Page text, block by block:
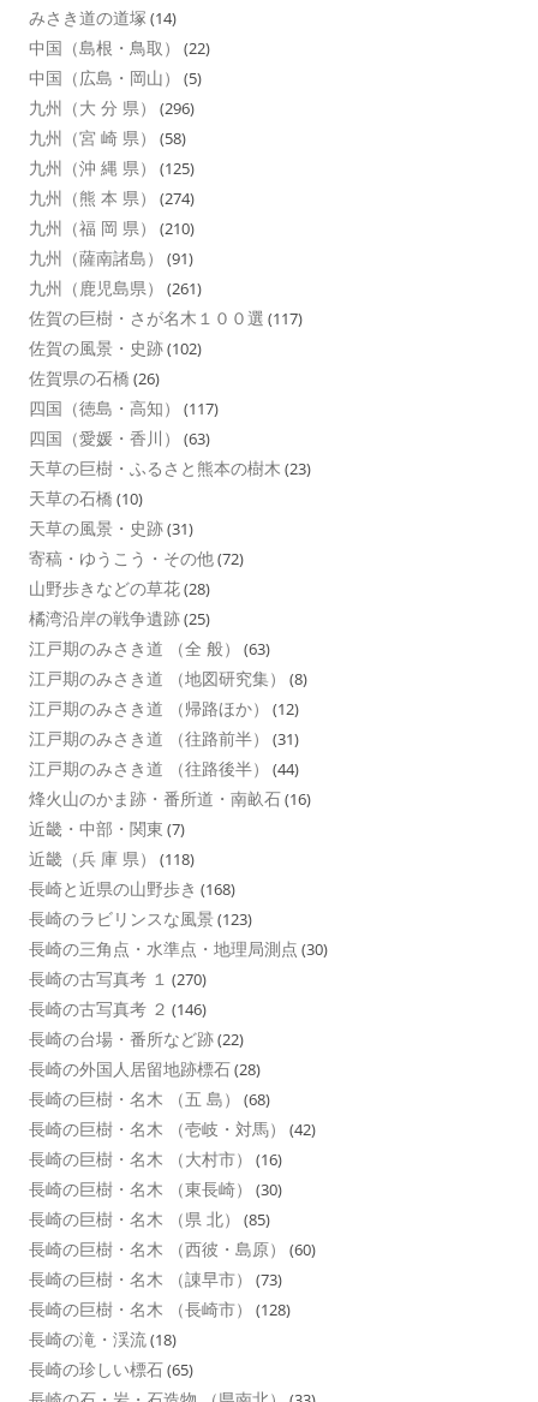
みさき道の道塚 (14)
中国（島根・鳥取） (22)
中国（広島・岡山） (5)
九州（大 分 県） (296)
九州（宮 崎 県） (58)
九州（沖 縄 県） (125)
九州（熊 本 県） (274)
九州（福 岡 県） (210)
九州（薩南諸島） (91)
九州（鹿児島県） (261)
佐賀の巨樹・さが名木１００選 (117)
佐賀の風景・史跡(102)
佐賀県の石橋 (26)
四国（徳島・高知） (117)
四国（愛媛・香川） (63)
天草の巨樹・ふるさと熊本の樹木 (23)
天草の石橋 (10)
天草の風景・史跡(31)
寄稿・ゆうこう・その他(72)
山野歩きなどの草花(28)
橘湾沿岸の戦争遺跡(25)
江戸期のみさき道 （全 般） (63)
江戸期のみさき道 （地図研究集） (8)
江戸期のみさき道 （帰路ほか） (12)
江戸期のみさき道 （往路前半） (31)
江戸期のみさき道 （往路後半） (44)
烽火山のかま跡・番所道・南畝石(16)
近畿・中部・関東 (7)
近畿（兵 庫 県） (118)
長崎と近県の山野歩き (168)
長崎のラビリンスな風景 (123)
長崎の三角点・水準点・地理局測点 (30)
長崎の古写真考 １ (270)
長崎の古写真考 ２ (146)
長崎の台場・番所など跡(22)
長崎の外国人居留地跡標石(28)
長崎の巨樹・名木 （五 島） (68)
長崎の巨樹・名木 （壱岐・対馬） (42)
長崎の巨樹・名木 （大村市） (16)
長崎の巨樹・名木 （東長崎） (30)
長崎の巨樹・名木 （県 北） (85)
長崎の巨樹・名木 （西彼・島原） (60)
長崎の巨樹・名木 （諌早市） (73)
長崎の巨樹・名木 （長崎市） (128)
長崎の滝・渓流(18)
長崎の珍しい標石(65)